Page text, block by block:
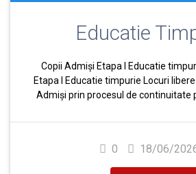
Educatie
Copii Admiși Etapa I Educatie
Etapa I Educatie timpurie Locuri
Admiși prin procesul de continuitate
0 18/06/